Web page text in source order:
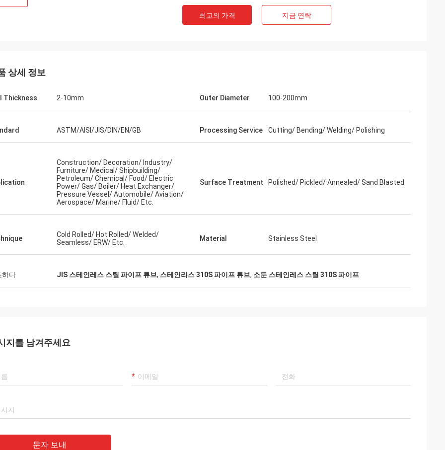
최고의 가격 지금 연락
상세 정보
Thickness 2-10mm Outer Diameter 100-200mm
ASTM/AISI/JIS/DIN/EN/GB Processing Service Cutting/ Bending/ Welding/ Polishing
Construction/ Decoration/ Industry/
Furniture/ Medical/ Shipbuilding/
Petroleum/ Chemical/ Food/ Electric
Power/ Gas/ Boiler/ Heat Exchanger/
Pressure Vessel/ Automobile/ Aviation/
Aerospace/ Marine/ Fluid/ Etc.
Surface Treatment Polished/ Pickled/ Annealed/ Sand Blasted
Cold Rolled/ Hot Rolled/ Welded/
Seamless/ ERW/ Etc.
Material Stainless Steel
하다 JIS 스테인레스 스틸 파이프 튜브, 스테인리스 310S 파이프 튜브, 소둔 스테인레스 스틸 310S 파이프
지를 남겨주세요
문자 보내